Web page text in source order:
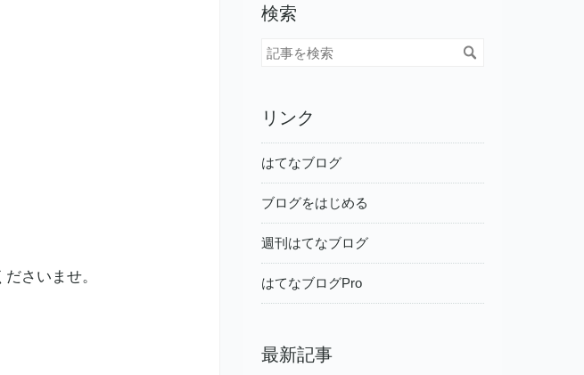
さいませ。
検索
リンク
はてなブログ
ブログをはじめる
週刊はてなブログ
はてなブログPro
最新記事